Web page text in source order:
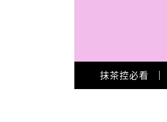
Main Menu
抹茶控必看